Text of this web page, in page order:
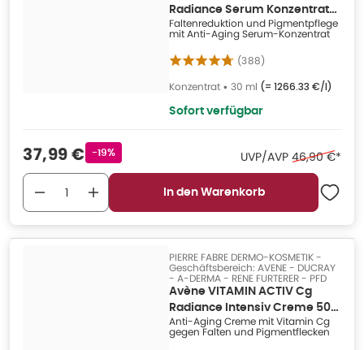
Radiance Serum Konzentrat
30 ml
Faltenreduktion und Pigmentpflege
mit Anti-Aging Serum-Konzentrat
(388)
Konzentrat • 30 ml (= 1266.33 €/l)
Sofort verfügbar
Verkaufspreis
37,99 € Rabattstempel
-19% UVP/AVP Ehemaliger
46,90 €*
In den Warenkorb
PIERRE FABRE DERMO-KOSMETIK -
Geschäftsbereich: AVENE - DUCRAY
- A-DERMA - RENE FURTERER - PFD
Avène VITAMIN ACTIV Cg
Radiance Intensiv Creme 50
ml
Anti-Aging Creme mit Vitamin Cg
gegen Falten und Pigmentflecken